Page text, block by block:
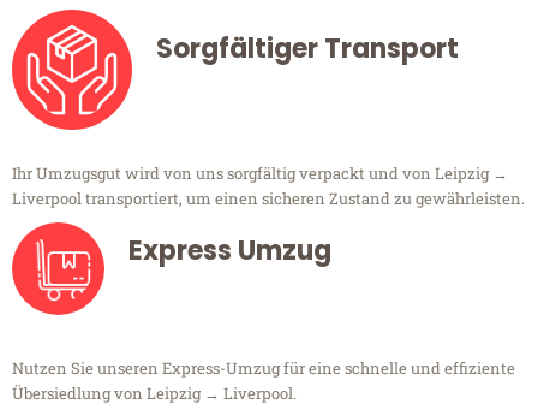
Sorgfältiger Transport
Ihr Umzugsgut wird von uns sorgfältig verpackt und von Leipzig →
Liverpool transportiert, um einen sicheren Zustand zu gewährleisten.
Express Umzug
Nutzen Sie unseren Express-Umzug für eine schnelle und effiziente
Übersiedlung von Leipzig → Liverpool.